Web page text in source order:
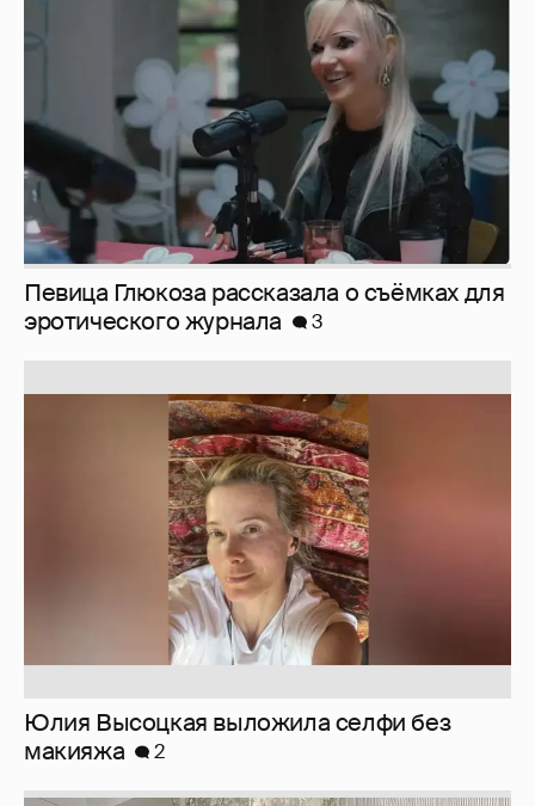
Певица Глюкоза рассказала о съёмках для
эротического журнала
3
Юлия Высоцкая выложила селфи без
макияжа
2